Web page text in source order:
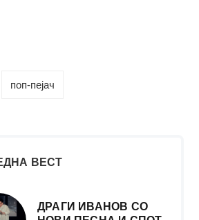
поп-пејач
ВЕСТ
ДРАГИ ИВАНОВ СО